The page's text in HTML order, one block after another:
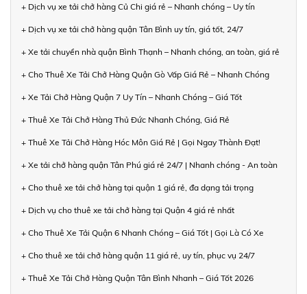
+ Dịch vụ xe tải chở hàng Củ Chi giá rẻ – Nhanh chóng – Uy tín
+ Dịch vụ xe tải chở hàng quận Tân Bình uy tín, giá tốt, 24/7
+ Xe tải chuyển nhà quận Bình Thạnh – Nhanh chóng, an toàn, giá rẻ
+ Cho Thuê Xe Tải Chở Hàng Quận Gò Vấp Giá Rẻ – Nhanh Chóng
+ Xe Tải Chở Hàng Quận 7 Uy Tín – Nhanh Chóng – Giá Tốt
+ Thuê Xe Tải Chở Hàng Thủ Đức Nhanh Chóng, Giá Rẻ
+ Thuê Xe Tải Chở Hàng Hóc Môn Giá Rẻ | Gọi Ngay Thành Đạt!
+ Xe tải chở hàng quận Tân Phú giá rẻ 24/7 | Nhanh chóng - An toàn
+ Cho thuê xe tải chở hàng tại quận 1 giá rẻ, đa dạng tải trọng
+ Dịch vụ cho thuê xe tải chở hàng tại Quận 4 giá rẻ nhất
+ Cho Thuê Xe Tải Quận 6 Nhanh Chóng – Giá Tốt | Gọi Là Có Xe
+ Cho thuê xe tải chở hàng quận 11 giá rẻ, uy tín, phục vụ 24/7
+ Thuê Xe Tải Chở Hàng Quận Tân Bình Nhanh – Giá Tốt 2026